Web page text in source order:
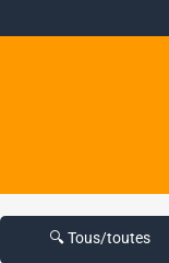
🔍 Tous/toutes